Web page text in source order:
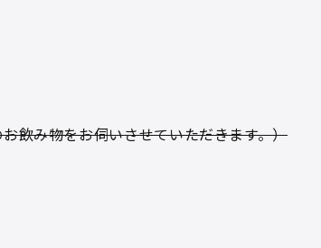
飲み物をお伺いさせていただきます。）